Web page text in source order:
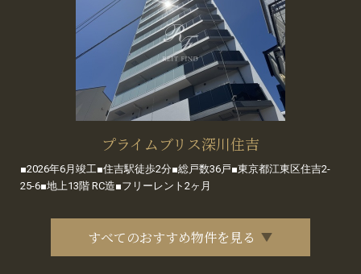
プライムブリス深川住吉
■2026年6月竣工■住吉駅徒歩2分■総戸数36戸■東京都江東区住吉2-
25-6■地上13階 RC造■フリーレント2ヶ月
すべてのおすすめ物件を見る